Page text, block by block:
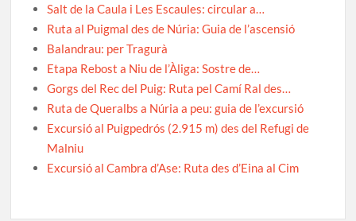
Salt de la Caula i Les Escaules: circular a…
Ruta al Puigmal des de Núria: Guia de l’ascensió
Balandrau: per Tragurà
Etapa Rebost a Niu de l’Àliga: Sostre de…
Gorgs del Rec del Puig: Ruta pel Camí Ral des…
Ruta de Queralbs a Núria a peu: guia de l’excursió
Excursió al Puigpedrós (2.915 m) des del Refugi de
Malniu
Excursió al Cambra d’Ase: Ruta des d’Eina al Cim